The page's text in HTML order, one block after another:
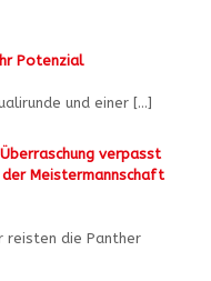
Potenzial
und einer […]
verpasst
Meistermannschaft
reisten die Panther